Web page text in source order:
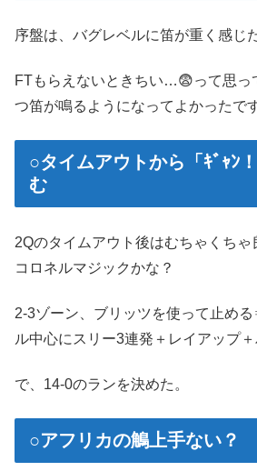
序盤は、バグレベルに笛が重く感じ
FTもらえないときちい…😨って思っ
つ笛が鳴るようになってよかったで
○タイムアウトから「ｷﾞｬﾝ
む
2Qのタイムアウト後はむちゃくちゃ
コロネルマジックかな？
2-3ゾーン、ブリッツを使って止め
ル中心にスリー3連発＋レイアップ
で、14-0のランを決めた。
○アフリカの鵤上手ない？